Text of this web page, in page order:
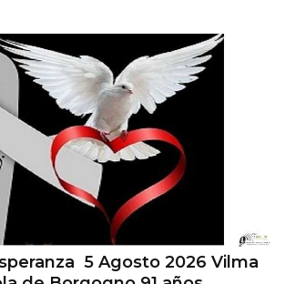
5 Agosto 2026 Vilma